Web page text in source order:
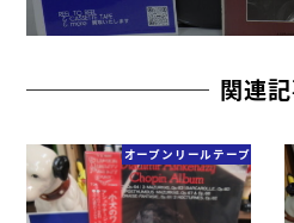
関連
オープンリールテープ